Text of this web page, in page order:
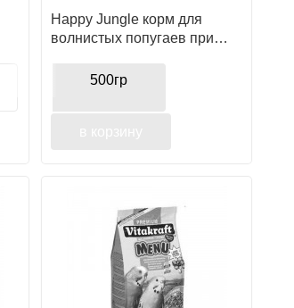
Happy Jungle корм для
волнистых попугаев при
500гр